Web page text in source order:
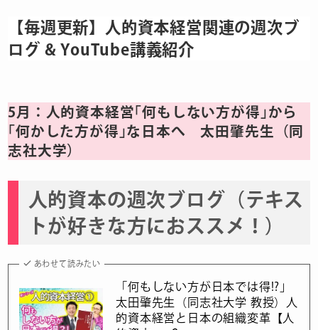
【毎週更新】人的資本経営関連の週次ブ
ログ & YouTube講義紹介
5月：人的資本経営｢何もしない方が得｣から
｢何かした方が得｣な日本へ 太田肇先生（同
志社大学）
人的資本の週次ブログ（テキス
トが好きな方におススメ！）
あわせて読みたい
「何もしない方が日本では得!?」
太田肇先生（同志社大学 教授）人
的資本経営と日本の組織変革【人